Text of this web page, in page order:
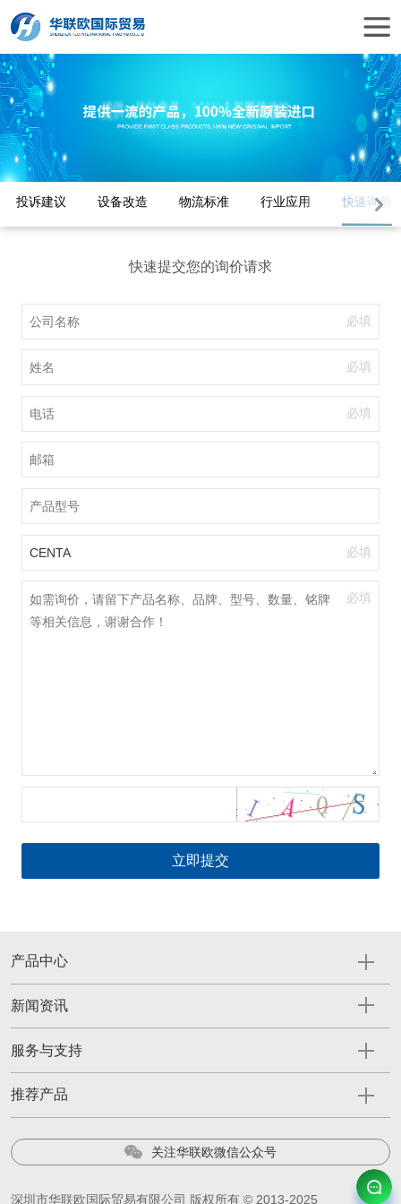
投诉建议 设备改造 物流标准 行业应用 快速询价
快速提交您的询价请求
必填
必填
必填
必填
必填
产品中心
新闻资讯
服务与支持
推荐产品
关注华联欧微信公众号
深圳市华联欧国际贸易有限公司 版权所有 © 2013-2025